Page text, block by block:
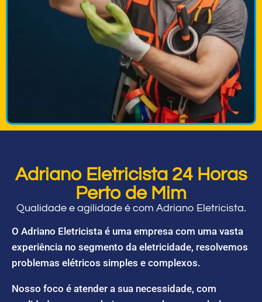
Adriano Eletricista 24 Horas
Perto de Mim
Qualidade e agilidade é com Adriano Eletricista.
O Adriano Eletricista é uma empresa com uma vasta
experiência no segmento da eletricidade, resolvemos
problemas elétricos simples e complexos.
Nosso foco é atender a sua necessidade, com